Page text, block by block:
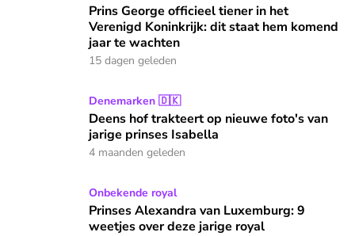
Prins George officieel tiener in het
Verenigd Koninkrijk: dit staat hem komend
jaar te wachten
15 dagen geleden
Deens hof trakteert op nieuwe foto's van jarige prinses
Denemarken 🇩🇰
Deens hof trakteert op nieuwe foto's van
jarige prinses Isabella
4 maanden geleden
Prinses Alexandra van Luxemburg: 9 weetjes over deze
Onbekende royal
Prinses Alexandra van Luxemburg: 9
weetjes over deze jarige royal